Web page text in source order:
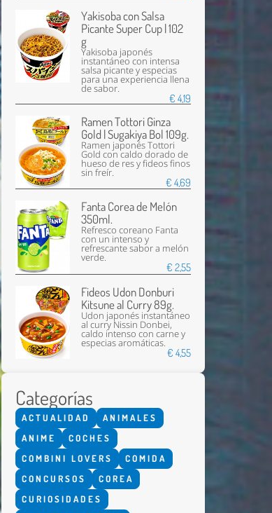
Yakisoba con Salsa
Picante Super Cup | 102
g
Yakisoba japonés
instantáneo con intensa
salsa picante y especias
para una experiencia llena
de sabor.
€ 4,19
Ramen Tottori Ginza
Gold | Sugakiya Bol 109g.
Ramen japonés Tottori
Gold con caldo dorado de
hueso de res y fideos finos
sin freír.
€ 4,69
Fanta Corea de Melón
350ml.
Refresco coreano Fanta
con un intenso y
refrescante sabor a melón
verde.
€ 2,55
Fideos Udon Donburi
Kitsune al Curry 89g.
Udon japonés instantáneo
al curry Nissin Donbei,
caldo intenso con carne y
especias aromáticas.
€ 4,55
Categorías
ACTUALIDAD
ANIMALES
ANIME
COCHES
COMBINI LOVERS
COMIDA
CONCURSOS
COREA
CURIOSIDADES